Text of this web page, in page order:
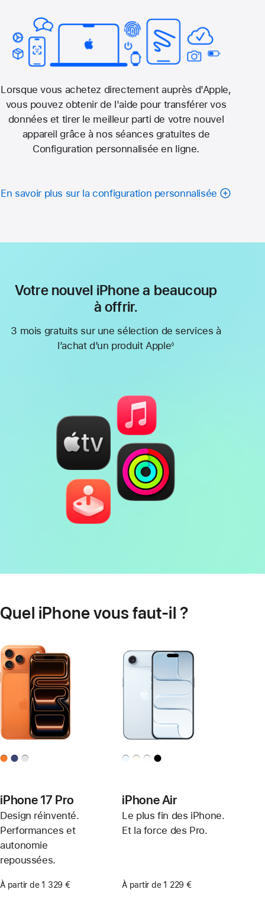
Lorsque vous achetez directement auprès d'Apple,
vous pouvez obtenir de l'aide pour transférer vos
données et tirer le meilleur parti de votre nouvel
appareil grâce à nos séances gratuites de
Configuration personnalisée en ligne.
En savoir plus sur la configuration personnalisée
Votre nouvel iPhone a beaucoup
à offrir.
3 mois gratuits sur une sélection de services à
l’achat d’un produit Apple◊
Quel iPhone vous faut‑il ?
iPhone 17 Pro
Design réinventé.
Performances et
autonomie
repoussées.
À partir de 1 329 €
iPhone Air
Le plus fin des iPhone.
Et la force des Pro.
À partir de 1 229 €